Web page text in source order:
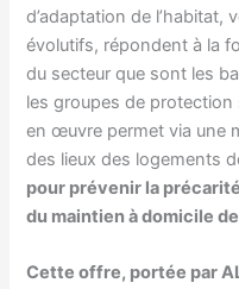
d’adaptation de l’habitat,
évolutifs, répondent à la
du secteur que sont les
les groupes de protection
en œuvre permet via une
des lieux des logements
pour prévenir la
du maintien à domicile
Cette offre, portée par